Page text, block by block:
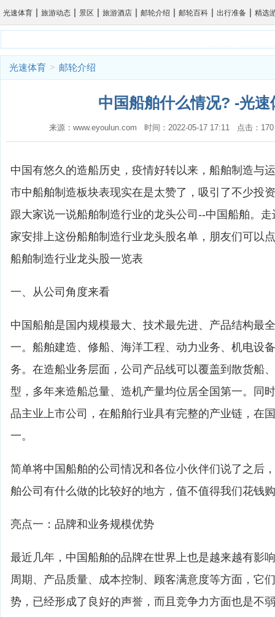
光速体育 | 旅游动态 | 景区 | 旅游酒店 | 邮轮介绍 | 邮轮百科 | 出行准备 | 精选
光速体育 > 邮轮介绍
中国船舶什么情况? -光速
来源：www.eyoulun.com 时间：2022-05-17 17:11 点击：
中国有悠久的造船历史，疫情好转以来，船舶制造与
市中船舶制造板块表现实在是太赞了，吸引了不少投
跟大家说一说船舶制造行业的龙头公司--中国船舶。
家安排上这份船舶制造行业龙头股名单，朋友们可以
船舶制造行业龙头股一览表
一、从公司角度来看
中国船舶是国内规模最大、技术最先进、产品结构最
一。船舶建造、修船、海洋工程、动力业务、机电设
务。在造船业务层面，公司产品线可以覆盖到散货船
型，多年来造船总量、造机产量均位居全国第一。同
品主业上市公司，在船舶行业具有完整的产业链，在
一。
简单将中国船舶的公司情况和各位小伙伴们说了之后
舶公司有什么做的比较好的地方，值不值得我们花钱
亮点一：品牌和业务规模优势
最近几年，中国船舶的品牌在世界上也是越来越有影
周期、产品质量、成本控制、顾客满意度等方面，它
势，已经形成了良好的声誉，而且竞争力方面也是不